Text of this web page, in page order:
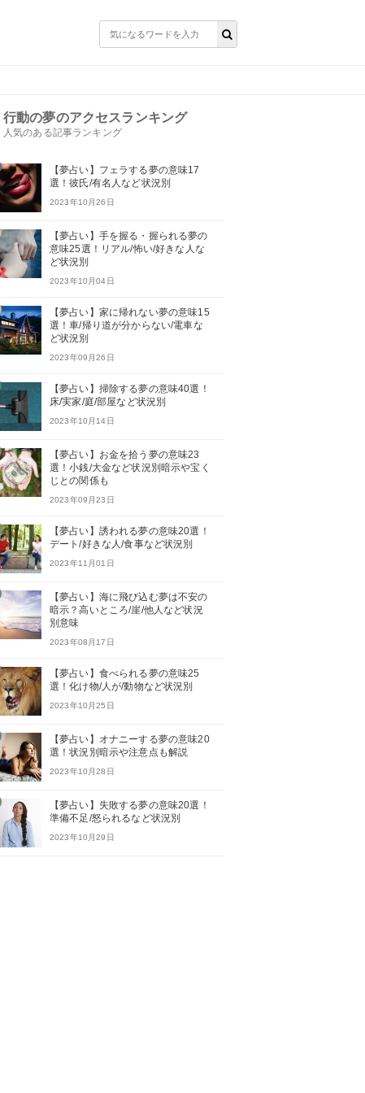
行動の夢のアクセスランキング
人気のある記事ランキング
【夢占い】フェラする夢の意味17
選！彼氏/有名人など状況別
2023年10月26日
【夢占い】手を握る・握られる夢の
意味25選！リアル/怖い/好きな人な
ど状況別
2023年10月04日
【夢占い】家に帰れない夢の意味15
選！車/帰り道が分からない/電車な
ど状況別
2023年09月26日
【夢占い】掃除する夢の意味40選！
床/実家/庭/部屋など状況別
2023年10月14日
【夢占い】お金を拾う夢の意味23
選！小銭/大金など状況別暗示や宝く
じとの関係も
2023年09月23日
【夢占い】誘われる夢の意味20選！
デート/好きな人/食事など状況別
2023年11月01日
【夢占い】海に飛び込む夢は不安の
暗示？高いところ/崖/他人など状況
別意味
2023年08月17日
【夢占い】食べられる夢の意味25
選！化け物/人が/動物など状況別
2023年10月25日
【夢占い】オナニーする夢の意味20
選！状況別暗示や注意点も解説
2023年10月28日
【夢占い】失敗する夢の意味20選！
準備不足/怒られるなど状況別
2023年10月29日